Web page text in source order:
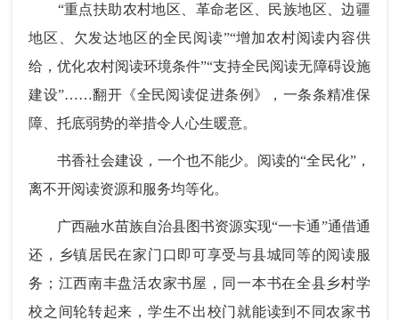
“重点扶助农村地区、革命老区、民族地区、边疆
地区、欠发达地区的全民阅读”“增加农村阅读内容供
给，优化农村阅读环境条件”“支持全民阅读无障碍设施
建设”……翻开《全民阅读促进条例》，一条条精准保
障、托底弱势的举措令人心生暖意。
书香社会建设，一个也不能少。阅读的“全民化”，
离不开阅读资源和服务均等化。
广西融水苗族自治县图书资源实现“一卡通”通借通
还，乡镇居民在家门口即可享受与县城同等的阅读服
务；江西南丰盘活农家书屋，同一本书在全县乡村学
校之间轮转起来，学生不出校门就能读到不同农家书